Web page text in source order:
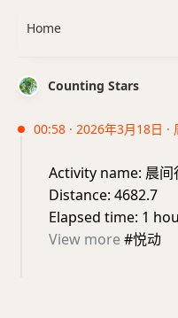
Counting Stars
00:58 · 2026年3月18日 ·
Activity name: 晨间
Distance: 4682.7
Elapsed time: 1
View more#悦动
Home